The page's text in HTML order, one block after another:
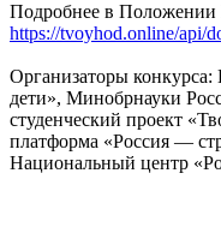
Подробнее в Положении
https://tvoyhod.online/api/
Организаторы
дети», Минобрнауки
студенческий проект
платформа «Россия —
Национальный центр